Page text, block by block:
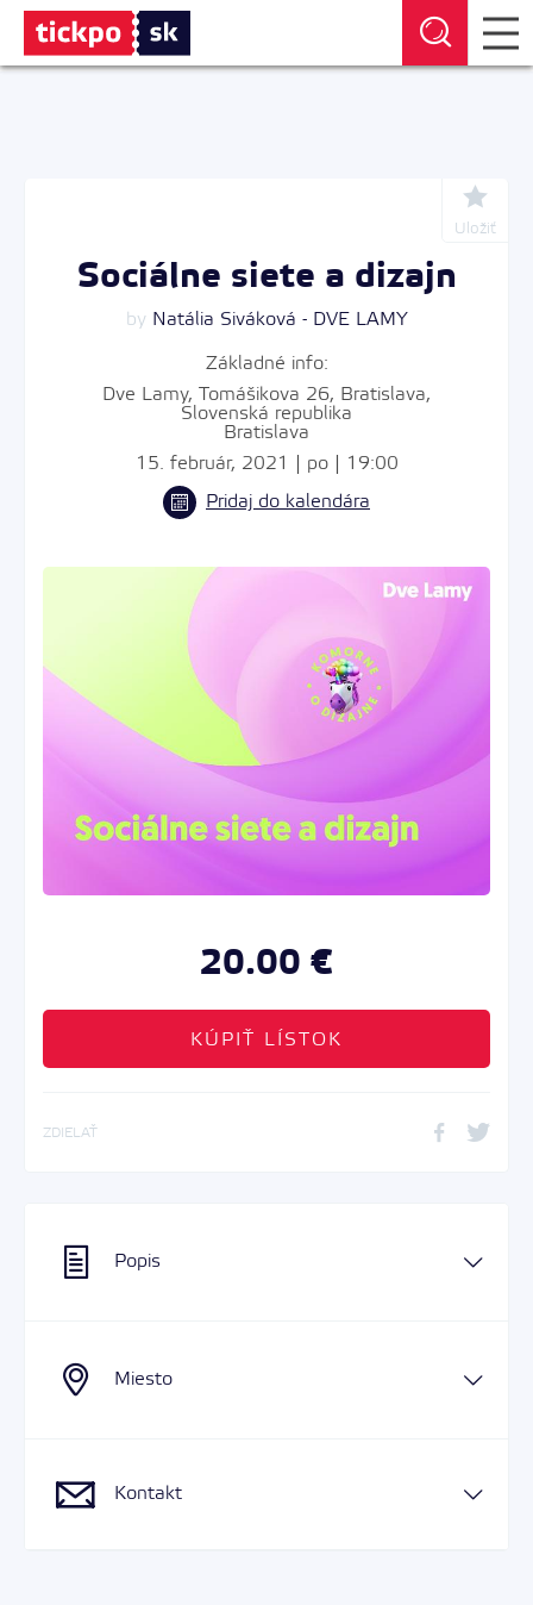
Uložiť
Sociálne siete a dizajn
by Natália Siváková - DVE LAMY
Základné info:
Dve Lamy, Tomášikova 26, Bratislava,
Slovenská republika
Bratislava
15. február, 2021 | po | 19:00
Pridaj do kalendára
20.00 €
KÚPIŤ LÍSTOK
ZDIELAŤ
Popis
Miesto
Kontakt